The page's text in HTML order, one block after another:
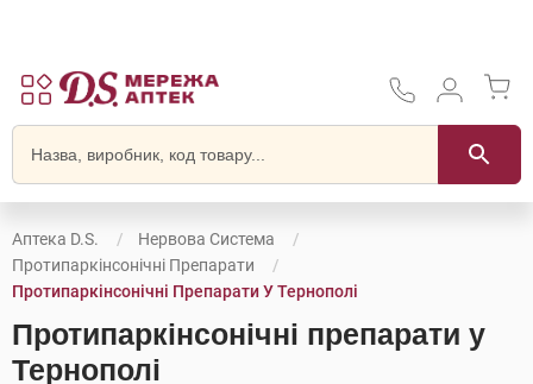
Аптека D.S.
Нервова Система
Протипаркінсонічні Препарати
Протипаркінсонічні Препарати У Тернополі
Протипаркінсонічні препарати у
Тернополі